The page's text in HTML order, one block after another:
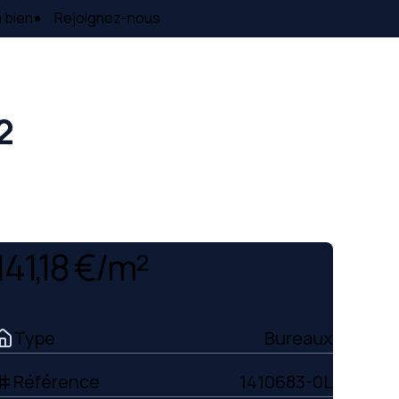
bien Rejoignez-nous
€/m²
Type Bureaux
Référence 1410683-0L